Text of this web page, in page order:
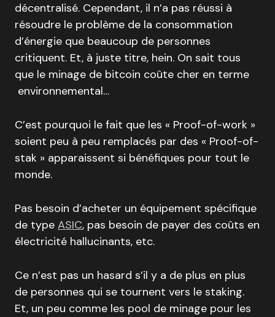
décentralisé. Cependant, il n’a pas réussi à
résoudre le problème de la consommation
d’énergie que beaucoup de personnes
critiquent. Et, à juste titre, hein. On sait tous
que le minage de bitcoin coûte cher en terme
environnemental…
C’est pourquoi le fait que les « Proof-of-work »
soient peu à peu remplacés par des « Proof-of-
stak » apparaissent si bénéfiques pour tout le
monde.
Pas besoin d’acheter un équipement spécifique
de type ASIC, pas besoin de payer des coûts en
électricité hallucinants, etc.
Ce n’est pas un hasard s’il y a de plus en plus
de personnes qui se tournent vers le staking.
Et, un peu comme les pool de minage pour les